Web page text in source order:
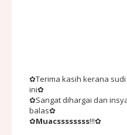
✿Terima kasih kerana
ini✿
✿Sangat dihargai dan
balas✿
✿Muacssssssss!!!✿